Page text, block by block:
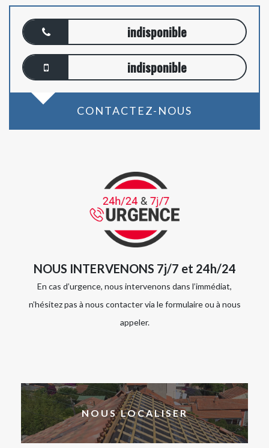
indisponible
indisponible
CONTACTEZ-NOUS
NOUS INTERVENONS 7j/7 et 24h/24
En cas d’urgence, nous intervenons dans l’immédiat,
n’hésitez pas à nous contacter via le formulaire ou à nous
appeler.
NOUS LOCALISER